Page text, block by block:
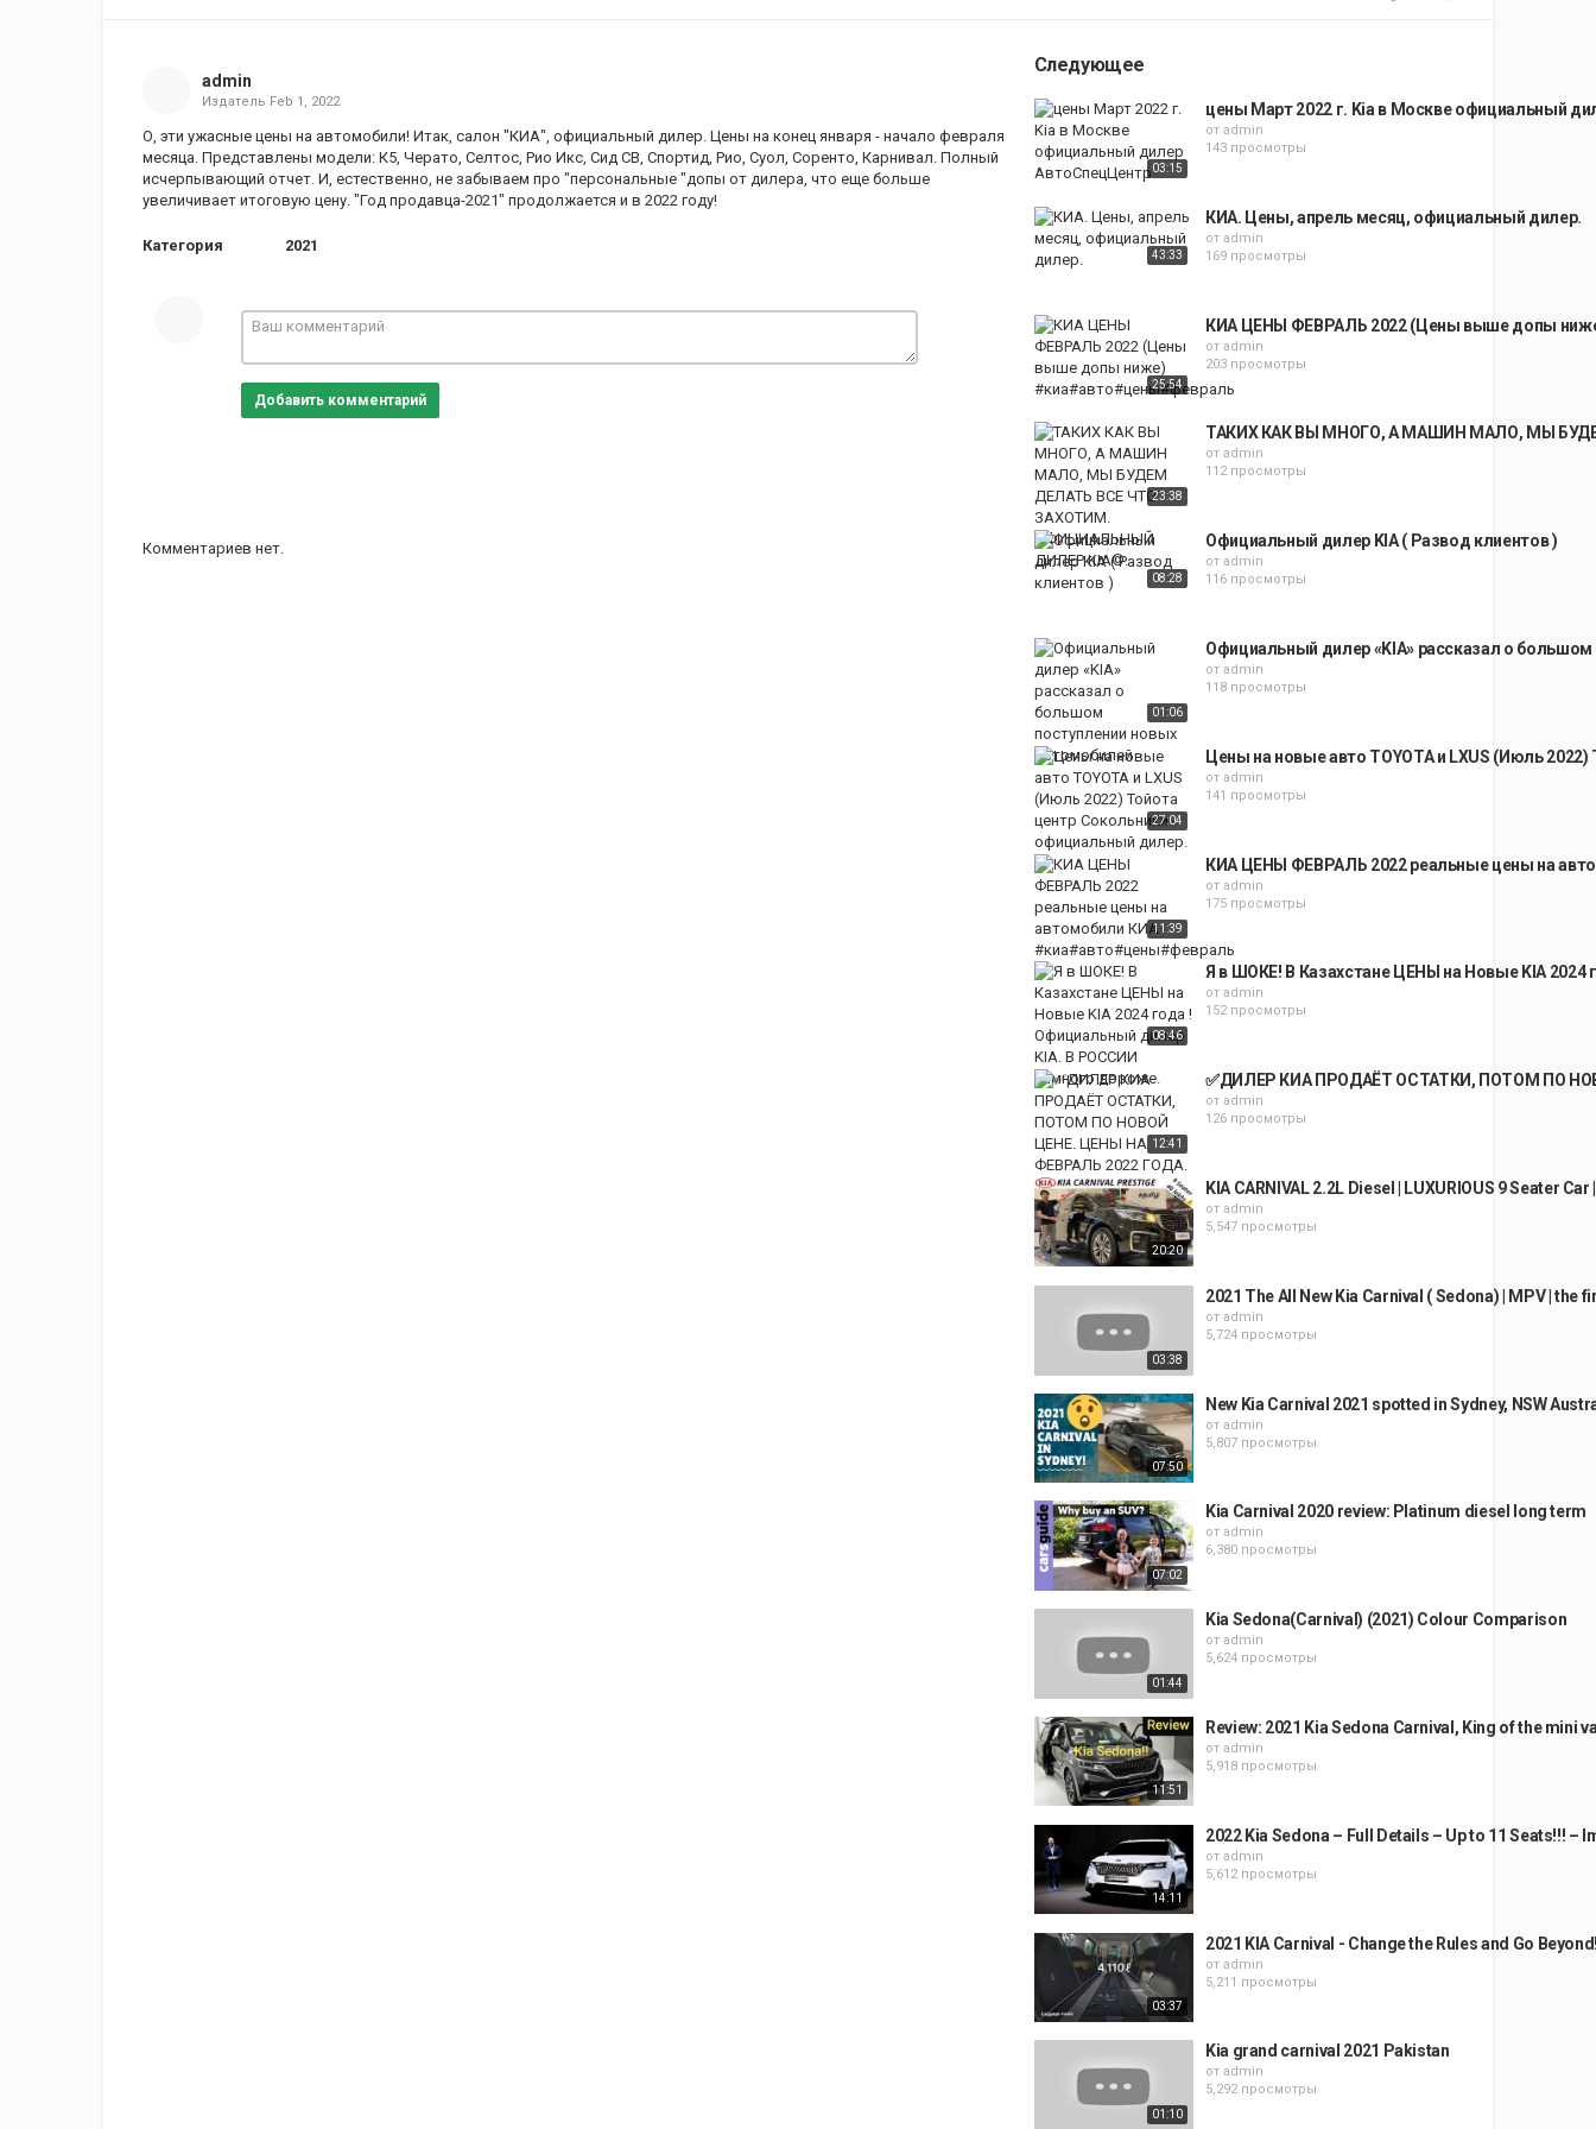
admin
Издатель Feb 1, 2022
О, эти ужасные цены на автомобили! Итак, салон "КИА", официальный дилер. Цены на конец января - начало февраля
месяца. Представлены модели: К5, Черато, Селтос, Рио Икс, Сид СВ, Спортид, Рио, Суол, Соренто, Карнивал. Полный
исчерпывающий отчет. И, естественно, не забываем про "персональные "допы от дилера, что еще больше
увеличивает итоговую цену. "Год продавца-2021" продолжается и в 2022 году!
Категория 2021
Добавить комментарий
Комментариев нет.
Следующее
03:15
цены Март 2022 г. Kia в Москве официальный
от admin
143 просмотры
43:33
КИА. Цены, апрель месяц, официальный дилер.
от admin
169 просмотры
25:54
КИА ЦЕНЫ ФЕВРАЛЬ 2022 (Цены выше допы
от admin
203 просмотры
23:38
ТАКИХ КАК ВЫ МНОГО, А МАШИН МАЛО, МЫ
от admin
112 просмотры
08:28
Официальный дилер KIA ( Развод клиентов )
от admin
116 просмотры
01:06
Официальный дилер «KIA» рассказал о
от admin
118 просмотры
27:04
Цены на новые авто TOYOTA и LXUS (Июль
от admin
141 просмотры
11:39
КИА ЦЕНЫ ФЕВРАЛЬ 2022 реальные цены на
от admin
175 просмотры
08:46
Я в ШОКЕ! В Казахстане ЦЕНЫ на Новые KIA
от admin
152 просмотры
12:41
✅ДИЛЕР КИА ПРОДАЁТ ОСТАТКИ, ПОТОМ ПО
от admin
126 просмотры
20:20
KIA CARNIVAL 2.2L Diesel | LUXURIOUS 9 Seater
от admin
5,547 просмотры
03:38
2021 The All New Kia Carnival ( Sedona) | MPV | the
от admin
5,724 просмотры
07:50
New Kia Carnival 2021 spotted in Sydney, NSW
от admin
5,807 просмотры
07:02
Kia Carnival 2020 review: Platinum diesel long term
от admin
6,380 просмотры
01:44
Kia Sedona(Carnival) (2021) Colour Comparison
от admin
5,624 просмотры
11:51
Review: 2021 Kia Sedona Carnival, King of the mini
от admin
5,918 просмотры
14:11
2022 Kia Sedona – Full Details – Up to 11 Seats!!! –
от admin
5,612 просмотры
03:37
2021 KIA Carnival - Change the Rules and Go
от admin
5,211 просмотры
01:10
Kia grand carnival 2021 Pakistan
от admin
5,292 просмотры